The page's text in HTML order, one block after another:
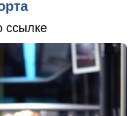
ссылке